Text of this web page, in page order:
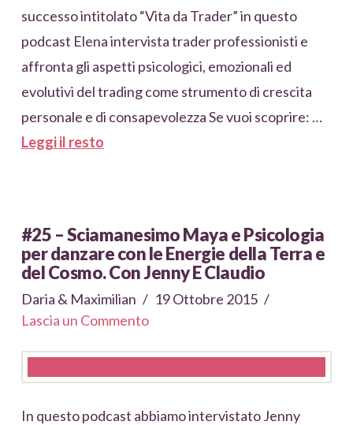
successo intitolato “Vita da Trader” in questo
podcast Elena intervista trader professionisti e
affronta gli aspetti psicologici, emozionali ed
evolutivi del trading come strumento di crescita
personale e di consapevolezza Se vuoi scoprire: …
Leggi il resto
#25 – Sciamanesimo Maya e Psicologia
per danzare con le Energie della Terra e
del Cosmo. Con Jenny E Claudio
Daria & Maximilian
19 Ottobre 2015
Lascia un Commento
In questo podcast abbiamo intervistato Jenny